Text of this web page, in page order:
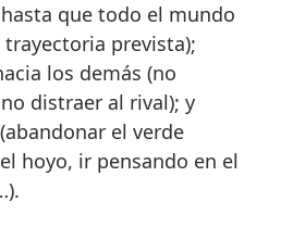
que todo el mundo
prevista);
los demás (no
distraer al rival); y
el verde
hoyo, ir pensando en el